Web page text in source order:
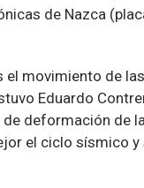
de Nazca
movimiento de
Eduardo
deformación de
el ciclo sísmico